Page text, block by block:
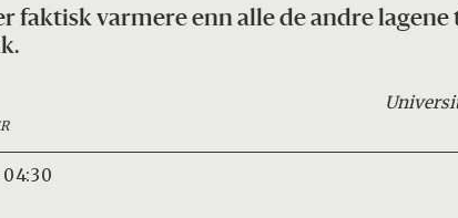
faktisk varmere enn alle de andre
04:30